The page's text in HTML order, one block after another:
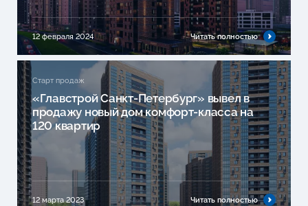
12 февраля 2024 Читать полностью
Старт продаж
«Главстрой Санкт-Петербург» вывел в
продажу новый дом комфорт-класса на
120 квартир
12 марта 2023 Читать полностью